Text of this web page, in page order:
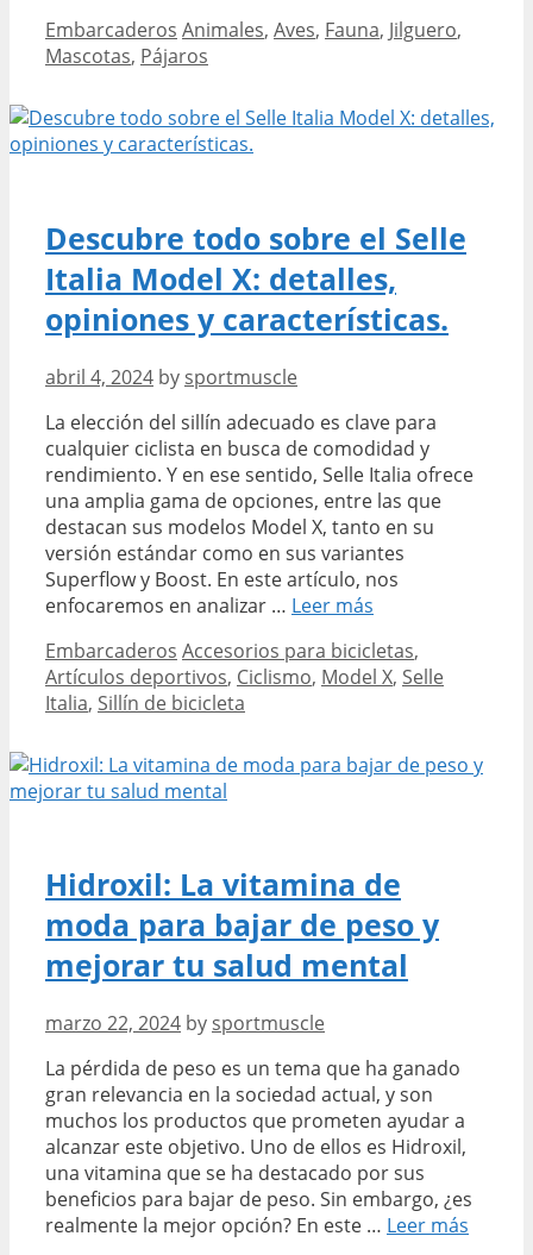
y
Categories
Embarcaderos Tags
Animales, Aves, Fauna, Jilguero,
Mascotas, Pájaros
Descubre todo sobre el Selle
Italia Model X: detalles,
opiniones y características.
abril 4, 2024 by sportmuscle
La elección del sillín adecuado es clave para
cualquier ciclista en busca de comodidad y
rendimiento. Y en ese sentido, Selle Italia ofrece
una amplia gama de opciones, entre las que
destacan sus modelos Model X, tanto en su
versión estándar como en sus variantes
Superflow y Boost. En este artículo, nos
enfocaremos en analizar … Leer más
sobre
el
Model
características.
Categories
Embarcaderos Tags
Accesorios para bicicletas,
Artículos deportivos, Ciclismo, Model X, Selle
Italia, Sillín de bicicleta
Hidroxil: La vitamina de
moda para bajar de peso y
mejorar tu salud mental
marzo 22, 2024 by sportmuscle
La pérdida de peso es un tema que ha ganado
gran relevancia en la sociedad actual, y son
muchos los productos que prometen ayudar a
alcanzar este objetivo. Uno de ellos es Hidroxil,
una vitamina que se ha destacado por sus
beneficios para bajar de peso. Sin embargo, ¿es
realmente la mejor opción? En este … Leer más